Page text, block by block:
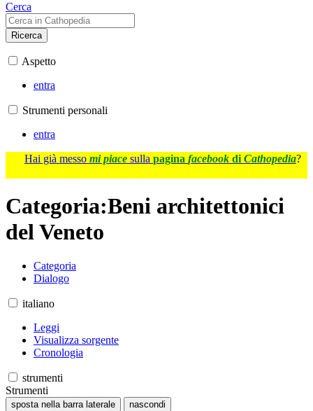
Cerca
Ricerca
Aspetto
entra
Strumenti personali
entra
Hai già messo mi piace sulla pagina facebook di Cathopedia?
Categoria:Beni architettonici
del Veneto
Categoria
Dialogo
italiano
Leggi
Visualizza sorgente
Cronologia
strumenti
Strumenti
sposta nella barra laterale nascondi